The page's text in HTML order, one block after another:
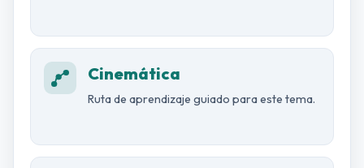
Cinemática
Ruta de aprendizaje guiado para este tema.